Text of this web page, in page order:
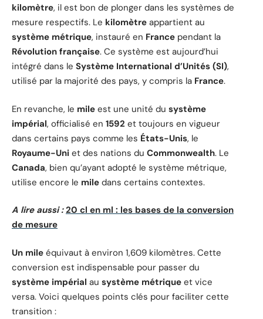
kilomètre, il est bon de plonger dans les systèmes de
mesure respectifs. Le kilomètre appartient au
système métrique, instauré en France pendant la
Révolution française. Ce système est aujourd’hui
intégré dans le Système International d’Unités (SI),
utilisé par la majorité des pays, y compris la France.
En revanche, le mile est une unité du système
impérial, officialisé en 1592 et toujours en vigueur
dans certains pays comme les États-Unis, le
Royaume-Uni et des nations du Commonwealth. Le
Canada, bien qu’ayant adopté le système métrique,
utilise encore le mile dans certains contextes.
A lire aussi : 20 cl en ml : les bases de la conversion
de mesure
Un mile équivaut à environ 1,609 kilomètres. Cette
conversion est indispensable pour passer du
système impérial au système métrique et vice
versa. Voici quelques points clés pour faciliter cette
transition :